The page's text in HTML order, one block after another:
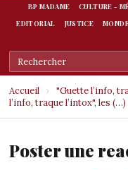
BP MADAME CULTURE -
EDITORIAL
JUSTICE
Accueil › "Guette l’info,
l’info, traque l’intox", les (…)
Poster une